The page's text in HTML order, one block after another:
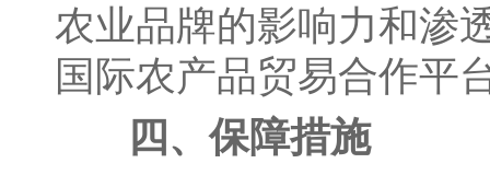
农业品牌的影响力和渗
国际农产品贸易合作平
四、保障措施